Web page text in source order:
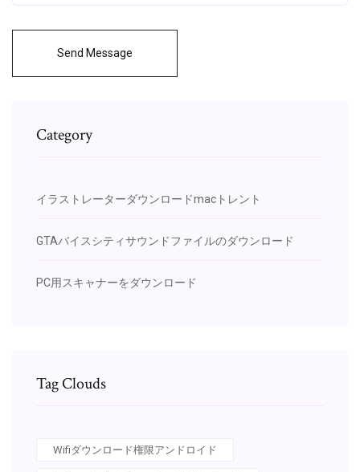
Send Message
Category
イラストレーターダウンロードmacトレント
GTAバイスシティサウンドファイルのダウンロード
PC用スキャナーをダウンロード
Tag Clouds
Wifiダウンロード権限アンドロイド